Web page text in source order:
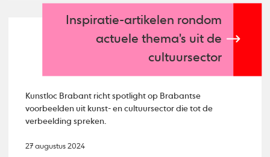
Inspiratie-artikelen rondom
actuele thema's uit de
cultuursector
Kunstloc Brabant richt spotlight op Brabantse
voorbeelden uit kunst- en cultuursector die tot de
verbeelding spreken.
27 augustus 2024